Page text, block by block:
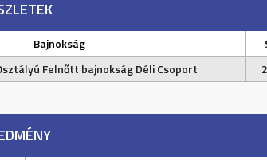
Bajnokság
Felnőtt bajnokság Déli Csoport